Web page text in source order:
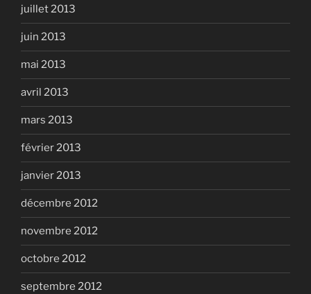
juillet 2013
juin 2013
mai 2013
avril 2013
mars 2013
février 2013
janvier 2013
décembre 2012
novembre 2012
octobre 2012
septembre 2012